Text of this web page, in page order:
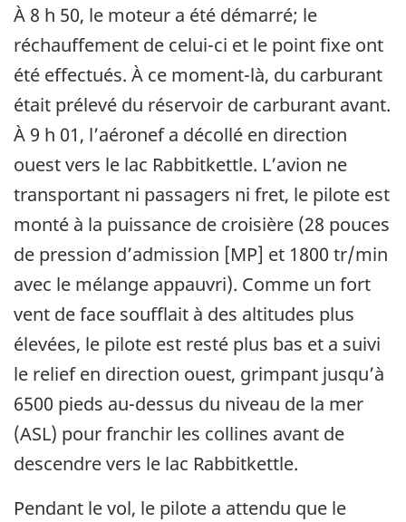
À 8 h 50, le moteur a été démarré; le
réchauffement de celui-ci et le point fixe ont
été effectués. À ce moment-là, du carburant
était prélevé du réservoir de carburant avant.
À 9 h 01, l’aéronef a décollé en direction
ouest vers le lac Rabbitkettle. L’avion ne
transportant ni passagers ni fret, le pilote est
monté à la puissance de croisière (28 pouces
de pression d’admission [MP] et 1800 tr/min
avec le mélange appauvri). Comme un fort
vent de face soufflait à des altitudes plus
élevées, le pilote est resté plus bas et a suivi
le relief en direction ouest, grimpant jusqu’à
6500 pieds au-dessus du niveau de la mer
(ASL) pour franchir les collines avant de
descendre vers le lac Rabbitkettle.
Pendant le vol, le pilote a attendu que le